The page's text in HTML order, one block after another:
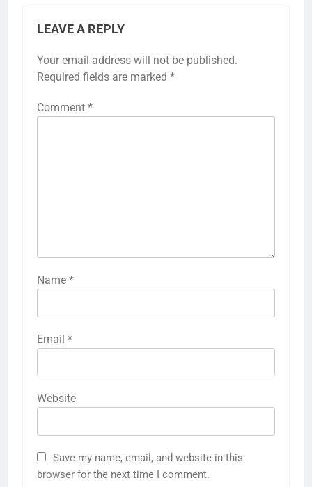
LEAVE A REPLY
Your email address will not be published.
Required fields are marked *
Comment *
Name *
Email *
Website
Save my name, email, and website in this
browser for the next time I comment.
राम की नगरी अयोध्या में आने वाले भक्तों
का स्वागत करेगा लक्ष्मण द्वार